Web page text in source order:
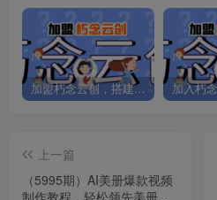
加盟朽念云创，搭建同款项目资源站，实现日入2000+
上一篇
（5995期）AI美册爆款视频
制作教程，轻松领先美册赛